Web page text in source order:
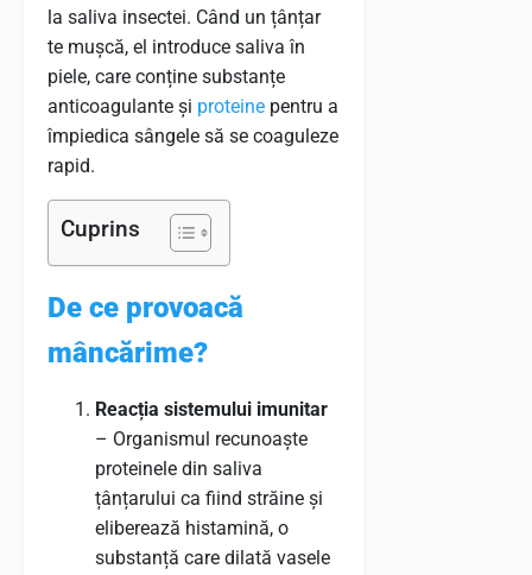
la saliva insectei. Când un țânțar
te mușcă, el introduce saliva în
piele, care conține substanțe
anticoagulante și proteine pentru a
împiedica sângele să se coaguleze
rapid.
Cuprins
De ce provoacă
mâncărime?
Reacția sistemului imunitar
– Organismul recunoaște
proteinele din saliva
țânțarului ca fiind străine și
eliberează histamină, o
substanță care dilată vasele